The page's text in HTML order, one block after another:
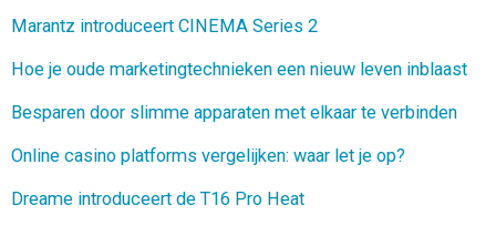
Marantz introduceert CINEMA Series 2
Hoe je oude marketingtechnieken een nieuw leven inblaast
Besparen door slimme apparaten met elkaar te verbinden
Online casino platforms vergelijken: waar let je op?
Dreame introduceert de T16 Pro Heat